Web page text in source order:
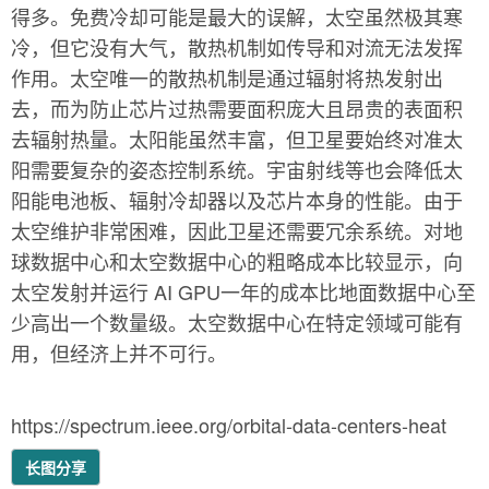
得多。免费冷却可能是最大的误解，太空虽然极其寒
冷，但它没有大气，散热机制如传导和对流无法发挥
作用。太空唯一的散热机制是通过辐射将热发射出
去，而为防止芯片过热需要面积庞大且昂贵的表面积
去辐射热量。太阳能虽然丰富，但卫星要始终对准太
阳需要复杂的姿态控制系统。宇宙射线等也会降低太
阳能电池板、辐射冷却器以及芯片本身的性能。由于
太空维护非常困难，因此卫星还需要冗余系统。对地
球数据中心和太空数据中心的粗略成本比较显示，向
太空发射并运行 AI GPU一年的成本比地面数据中心至
少高出一个数量级。太空数据中心在特定领域可能有
用，但经济上并不可行。
https://spectrum.ieee.org/orbital-data-centers-heat
长图分享